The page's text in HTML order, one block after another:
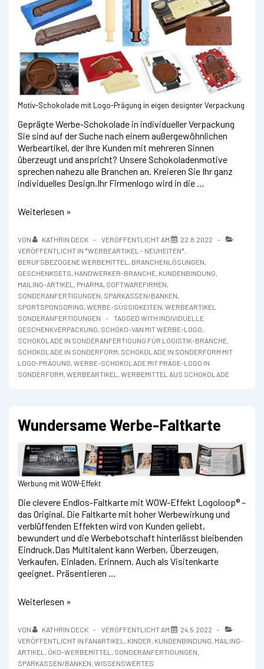
Motiv-Schokolade mit Logo-Prägung in eigen designter Verpackung
Geprägte Werbe-Schokolade in individueller Verpackung
Sie sind auf der Suche nach einem außergewöhnlichen
Werbeartikel, der Ihre Kunden mit mehreren Sinnen
überzeugt und anspricht? Unsere Schokoladenmotive
sprechen nahezu alle Branchen an. Kreieren Sie Ihr ganz
individuelles Design.Ihr Firmenlogo wird in die …
Schokolade
Sonderform
mit
Logo-
Prägung
Weiterlesen »
VON KATHRIN DECK VERÖFFENTLICHT AM
22.8.2022
VERÖFFENTLICHT IN *WERBEARTIKEL - NEUHEITEN*,
BERUFSBEZOGENE WERBEMITTEL , BRANCHENLÖSUNGEN,
GESCHENKSETS, HANDWERKER-BRANCHE, KUNDENBINDUNG,
MAILING-ARTIKEL , PHARMA, SOFTWAREFIRMEN,
SONDERANFERTIGUNGEN, SPARKASSEN/BANKEN,
SPORTSPONSORING, WERBE-SÜSSIGKEITEN , WERBEARTIKEL
SONDERANFERTIGUNGEN
TAGGED WITH INDIVIDUELLE
GESCHENKVERPACKUNG, SCHOKO-VAN MIT WERBE-LOGO,
SCHOKOLADE IN SONDERANFERTIGUNG FÜR LOGISTIK-BRANCHE,
SCHOKOLADE IN SONDERFORM, SCHOKOLADE IN SONDERFORM MIT
LOGO-PRÄGUNG, WERBE-SCHOKOLADE MIT PRÄGE-LOGO IN
SONDERFORM, WERBEARTIKEL , WERBEMITTEL AUS SCHOKOLADE
Wundersame Werbe-Faltkarte
Werbung mit WOW-Effekt
Die clevere Endlos-Faltkarte mit WOW-Effekt Logoloop® –
das Original. Die Faltkarte mit hoher Werbewirkung und
verblüffenden Effekten wird von Kunden geliebt,
bewundert und die Werbebotschaft hinterlässt bleibenden
Eindruck.Das Multitalent kann Werben, Überzeugen,
Verkaufen, Einladen, Erinnern. Auch als Visitenkarte
geeignet. Präsentieren …
Wundersame
Faltkarte
Weiterlesen »
VON KATHRIN DECK VERÖFFENTLICHT AM
24.5.2022
VERÖFFENTLICHT IN FANARTIKEL KINDER KUNDENBINDUNG MAILING-
ARTIKEL
ÖKO-WERBEMITTEL SONDERANFERTIGUNGEN
SPARKASSEN/BANKEN WISSENSWERTES